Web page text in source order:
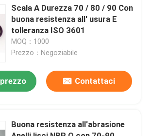
gomma
Scala A Durezza 70 / 80 / 90 Con
buona resistenza all' usura E
tolleranza ISO 3601
MOQ：1000
Prezzo：Negoziabile
Contattaci
Buona resistenza all'abrasione